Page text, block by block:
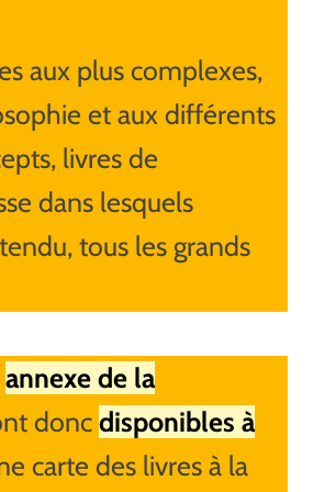
aux plus complexes,
et aux différents
livres de
dans lesquels
tous les grands
annexe de la
doncdisponibles à
carte des livres à la